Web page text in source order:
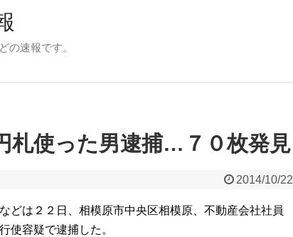
の速報です。
札使った男逮捕…７０枚発見
2014/10/22
どは２２日、相模原市中央区相模原、不動産会社社員
使容疑で逮捕した。